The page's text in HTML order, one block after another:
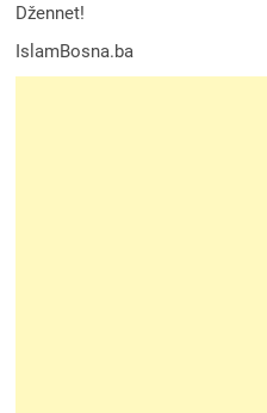
Džennet!
IslamBosna.ba